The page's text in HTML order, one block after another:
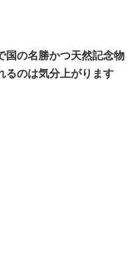
国の名勝かつ天然記念物
るのは気分上がります